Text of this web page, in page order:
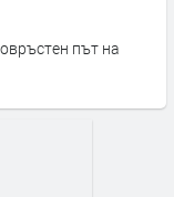
път на